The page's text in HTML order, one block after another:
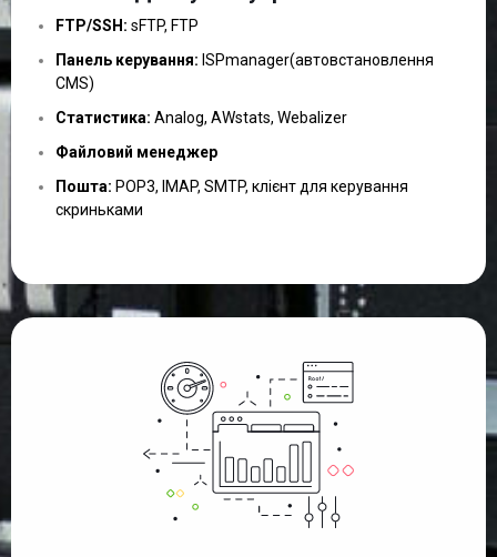
FTP/SSH: sFTP, FTP
Панель керування: ISPmanager(автовстановлення
CMS)
Статистика: Analog, AWstats, Webalizer
Файловий менеджер
Пошта: POP3, IMAP, SMTP, клієнт для керування
скриньками